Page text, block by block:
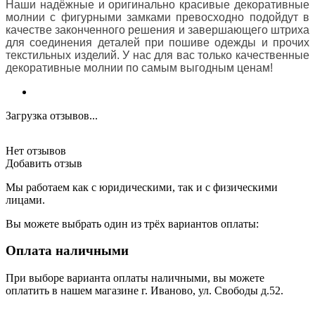
Наши надёжные и оригинально красивые декоративные
молнии с фигурными замками превосходно подойдут в
качестве законченного решения и завершающего штриха
для соединения деталей при пошиве одежды и прочих
текстильных изделий. У нас для вас только качественные
декоративные молнии по самым выгодным ценам!
Загрузка отзывов...
Нет отзывов
Добавить отзыв
Мы работаем как с юридическими, так и с физическими
лицами.
Вы можете выбрать один из трёх вариантов оплаты:
Оплата наличными
При выборе варианта оплаты наличными, вы можете
оплатить в нашем магазине г. Иваново, ул. Свободы д.52.